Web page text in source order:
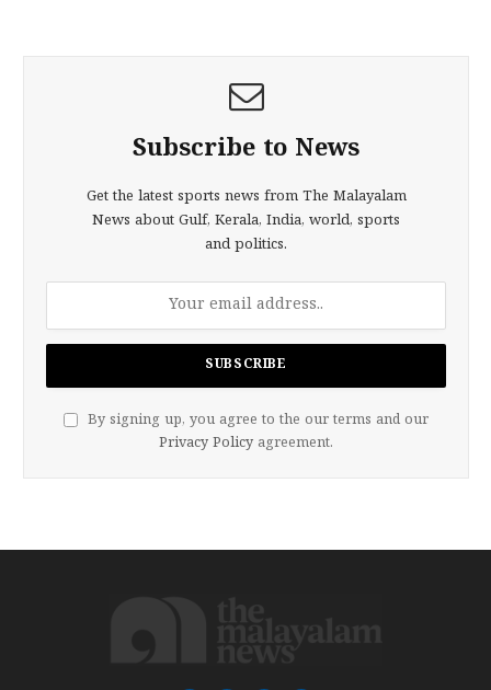
Subscribe to News
Get the latest sports news from The Malayalam
News about Gulf, Kerala, India, world, sports
and politics.
By signing up, you agree to the our terms and our
Privacy Policy agreement.